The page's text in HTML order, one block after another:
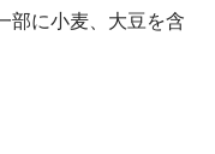
部に小麦、大豆を含